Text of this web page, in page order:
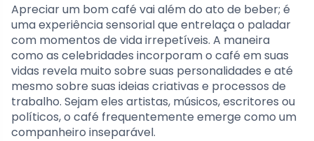
Apreciar um bom café vai além do ato de beber; é
uma experiência sensorial que entrelaça o paladar
com momentos de vida irrepetíveis. A maneira
como as celebridades incorporam o café em suas
vidas revela muito sobre suas personalidades e até
mesmo sobre suas ideias criativas e processos de
trabalho. Sejam eles artistas, músicos, escritores ou
políticos, o café frequentemente emerge como um
companheiro inseparável.